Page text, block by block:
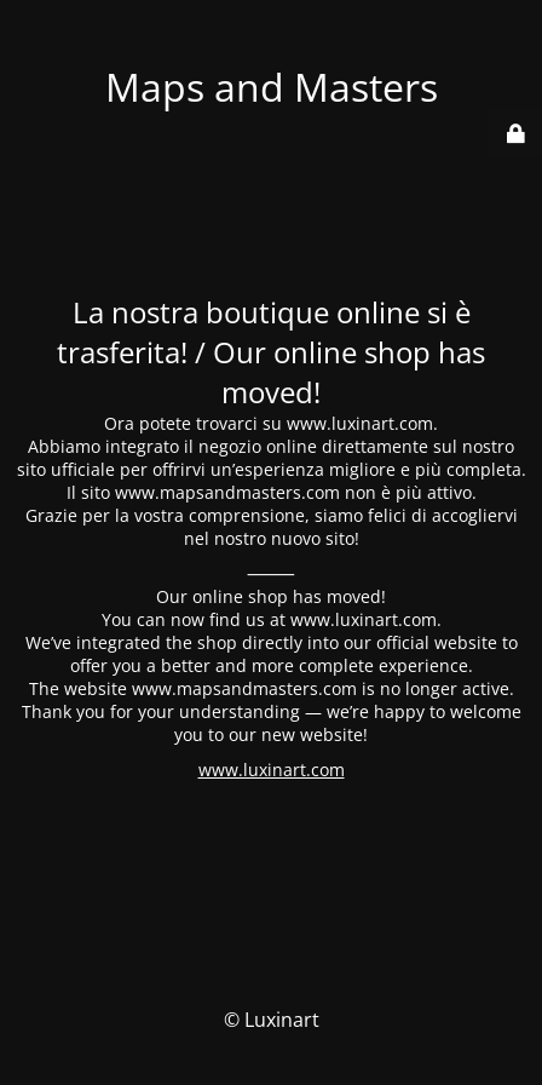
Maps and Masters
La nostra boutique online si è
trasferita! / Our online shop has
moved!
Ora potete trovarci su www.luxinart.com.
Abbiamo integrato il negozio online direttamente sul nostro
sito ufficiale per offrirvi un’esperienza migliore e più completa.
Il sito www.mapsandmasters.com non è più attivo.
Grazie per la vostra comprensione, siamo felici di accogliervi
nel nostro nuovo sito!
⸻
Our online shop has moved!
You can now find us at www.luxinart.com.
We’ve integrated the shop directly into our official website to
offer you a better and more complete experience.
The website www.mapsandmasters.com is no longer active.
Thank you for your understanding — we’re happy to welcome
you to our new website!
www.luxinart.com
© Luxinart